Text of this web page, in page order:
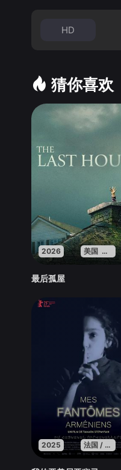
HD
猜你喜欢
2026 美国 英国 法国
最后孤屋
2025 法国 / 亚美尼亚 / 卡塔尔